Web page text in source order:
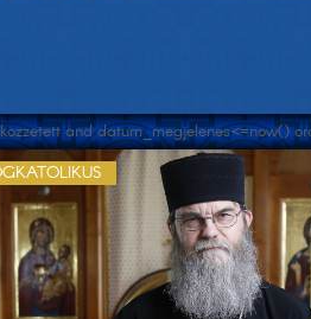
and datum_megjelenes<=now()